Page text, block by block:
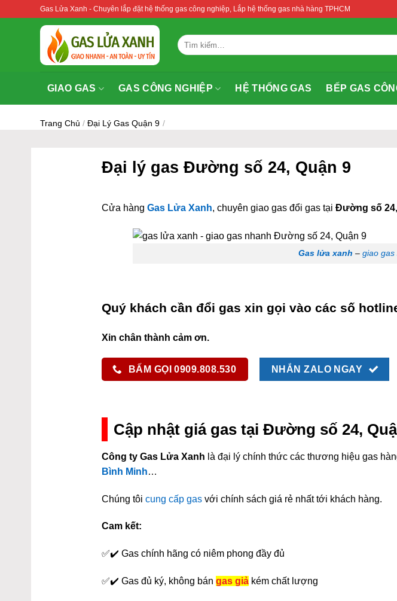
Gas Lửa Xanh - Chuyên lắp đặt hệ thống gas công nghiệp, Lắp hệ thống gas nhà hàng TPHCM
Tìm
kiếm:
GIAO GAS GAS CÔNG NGHIỆP HỆ THỐNG GAS BẾP GAS
Trang Chủ / Đại Lý Gas Quận 9 /
Đại lý gas Đường số 24, Quận 9
Cửa hàngGas Lửa Xanh, chuyên giao gas đổi gas tạiĐường số
Gas lửa xanh – giao gas
Quý khách cần đổi gas xin gọi vào các số
Xin chân thành cảm ơn.
BẤM GỌI 0909.808.530 NHẮN ZALO NGAY
Cập nhật giá gas tại Đường số 24,
Công ty Gas Lửa Xanh là đại lý chính thức các thương hiệu gas
Bình Minh…
Chúng tôicung cấp gas với chính sách giá rẻ nhất tới khách hàng.
Cam kết:
✅✔️ Gas chính hãng có niêm phong đầy đủ
✅✔️ Gas đủ ký, không bángas giả kém chất lượng